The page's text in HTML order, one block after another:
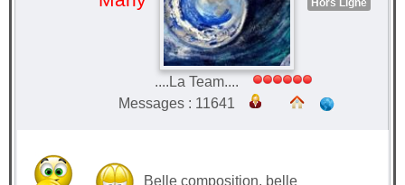
Hors Ligne
....La Team....
Messages : 11641
Belle composition, belle